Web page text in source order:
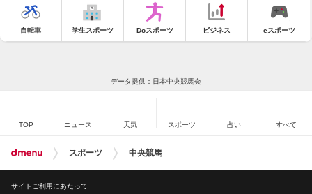
自転車 学生スポーツ Doスポーツ ビジネス eスポーツ
データ提供：日本中央競馬会
TOP ニュース 天気 スポーツ 占い すべて
スポーツ 中央競馬
サイトご利用にあたって